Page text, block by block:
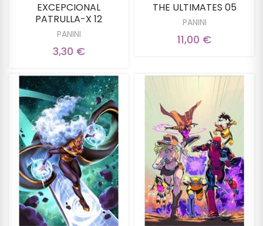
EXCEPCIONAL
PATRULLA-X 12
PANINI
3,30 €
THE ULTIMATES 05
PANINI
11,00 €